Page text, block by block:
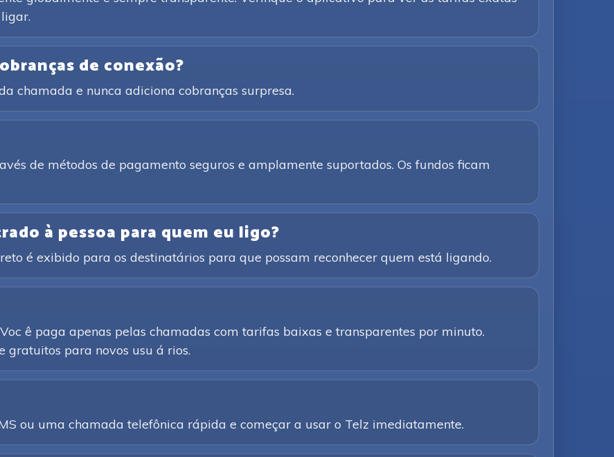
de conexão?
chamada e nunca adiciona cobranças surpresa.
de métodos de pagamento seguros e amplamente suportados. Os fundos ficam
à pessoa para quem eu ligo?
é exibido para os destinatários para que possam reconhecer quem está ligando.
ê paga apenas pelas chamadas com tarifas baixas e transparentes por minuto.
gratuitos para novos usu á rios.
ou uma chamada telefônica rápida e começar a usar o Telz imediatamente.